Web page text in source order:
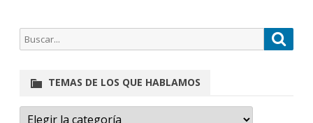
TEMAS DE LOS QUE HABLAMOS